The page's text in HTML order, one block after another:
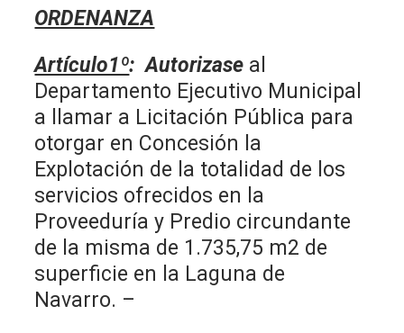
ORDENANZA
Artículo1º: Autorizase al
Departamento Ejecutivo Municipal
a llamar a Licitación Pública para
otorgar en Concesión la
Explotación de la totalidad de los
servicios ofrecidos en la
Proveeduría y Predio circundante
de la misma de 1.735,75 m2 de
superficie en la Laguna de
Navarro. –